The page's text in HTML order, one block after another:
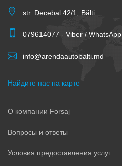
str. Decebal 42/1, Bălti
079614077 - Viber / WhatsApp
info@arendaautobalti.md
Найдите нас на карте
О компании Forsaj
Вопросы и ответы
Условия предоставления услуг